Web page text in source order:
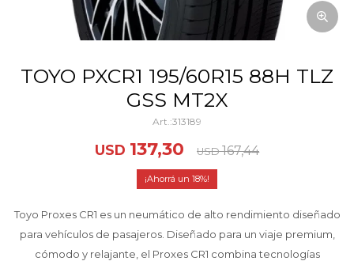
TOYO PXCR1 195/60R15 88H TLZ
GSS MT2X
313189
USD 137,30 USD 167,44
18
Toyo Proxes CR1 es un neumático de alto rendimiento diseñado
para vehículos de pasajeros. Diseñado para un viaje premium,
cómodo y relajante, el Proxes CR1 combina tecnologías